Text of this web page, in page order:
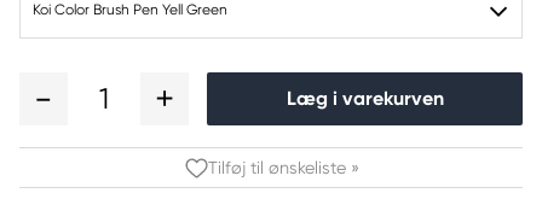
Koi Color Brush Pen Yell Green
1 Læg i varekurven
Tilføj til ønskeliste »